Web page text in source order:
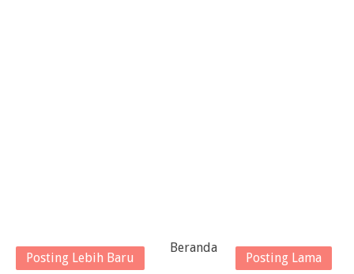
Posting Lebih Baru Posting Lama
Beranda